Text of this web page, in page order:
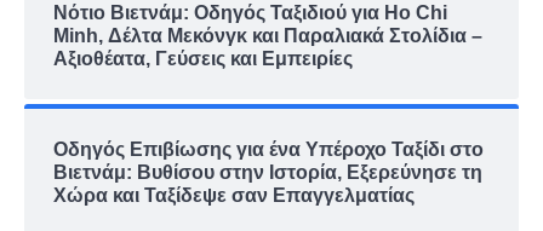
Νότιο Βιετνάμ: Οδηγός Ταξιδιού για Ho Chi
Minh, Δέλτα Μεκόνγκ και Παραλιακά Στολίδια –
Αξιοθέατα, Γεύσεις και Εμπειρίες
Οδηγός Επιβίωσης για ένα Υπέροχο Ταξίδι στο
Βιετνάμ: Βυθίσου στην Ιστορία, Εξερεύνησε τη
Χώρα και Ταξίδεψε σαν Επαγγελματίας